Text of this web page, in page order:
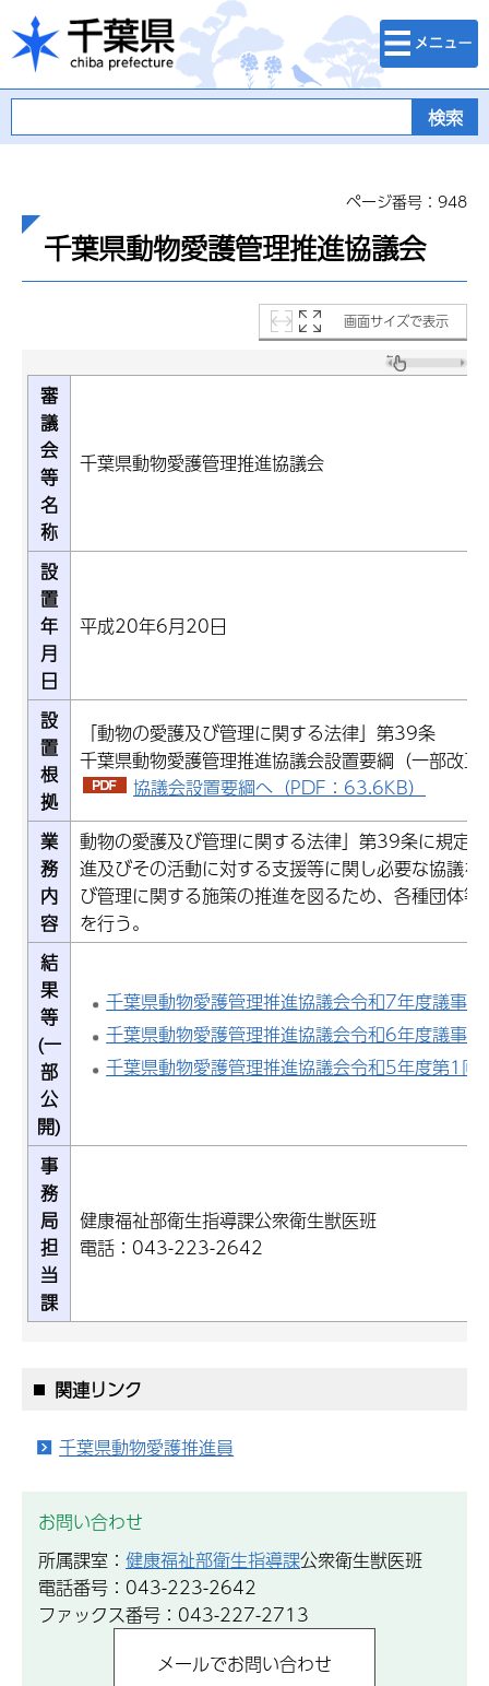
千葉県
検索・メニュ
ー
ページ番号：948
千葉県動物愛護管理推進協議会
画面サイズで表示
審
議
会
等
名
称
千葉県動物愛護管理推進協議会
設
置
年
月
日
平成20年6月20日
設
置
根
拠
「動物の愛護及び管理に関する法律」第39条
千葉県動物愛護管理推進協議会設置要綱（一部改
協議会設置要綱へ（PDF：63.6KB）
業
務
内
容
動物の愛護及び管理に関する法律」第39条に規定
進及びその活動に対する支援等に関し必要な協議
び管理に関する施策の推進を図るため、各種団体
を行う。
結
果
等
(一
部
公
開)
千葉県動物愛護管理推進協議会令和7年度議事
千葉県動物愛護管理推進協議会令和6年度議事
千葉県動物愛護管理推進協議会令和5年度第1回
事
務
局
担
当
課
健康福祉部衛生指導課公衆衛生獣医班
電話：043-223-2642
関連リンク
千葉県動物愛護推進員
お問い合わせ
所属課室： 健康福祉部衛生指導課公衆衛生獣医班
電話番号：043-223-2642
ファックス番号：043-227-2713